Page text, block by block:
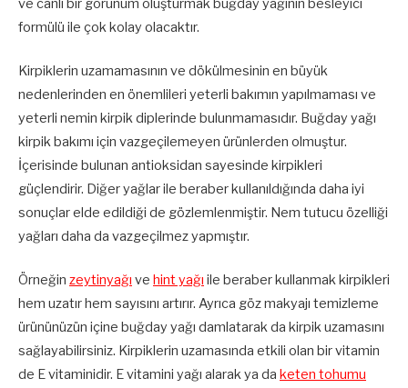
ve canlı bir görünüm oluşturmak buğday yağının besleyici
formülü ile çok kolay olacaktır.
Kirpiklerin uzamamasının ve dökülmesinin en büyük
nedenlerinden en önemlileri yeterli bakımın yapılmaması ve
yeterli nemin kirpik diplerinde bulunmamasıdır. Buğday yağı
kirpik bakımı için vazgeçilemeyen ürünlerden olmuştur.
İçerisinde bulunan antioksidan sayesinde kirpikleri
güçlendirir. Diğer yağlar ile beraber kullanıldığında daha iyi
sonuçlar elde edildiği de gözlemlenmiştir. Nem tutucu özelliği
yağları daha da vazgeçilmez yapmıştır.
Örneğin zeytinyağı ve hint yağı ile beraber kullanmak kirpikleri
hem uzatır hem sayısını artırır. Ayrıca göz makyajı temizleme
ürününüzün içine buğday yağı damlatarak da kirpik uzamasını
sağlayabilirsiniz. Kirpiklerin uzamasında etkili olan bir vitamin
de E vitaminidir. E vitamini yağı alarak ya da keten tohumu